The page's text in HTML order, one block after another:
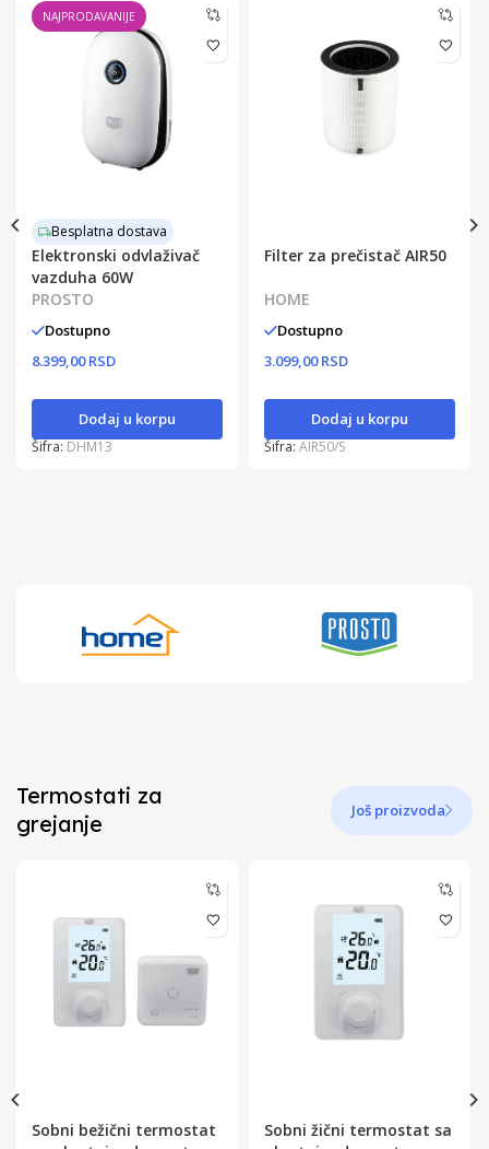
NAJPRODAVANIJE
Besplatna dostava
Elektronski odvlaživač
vazduha 60W
PROSTO
Dostupno
8.399,00 RSD
Dodaj u korpu
Šifra: DHM13
Filter za prečistač AIR50
HOME
Dostupno
3.099,00 RSD
Dodaj u korpu
Šifra: AIR50/S
Termostati za
grejanje
Još proizvoda
Sobni bežični termostat
Sobni žični termostat sa